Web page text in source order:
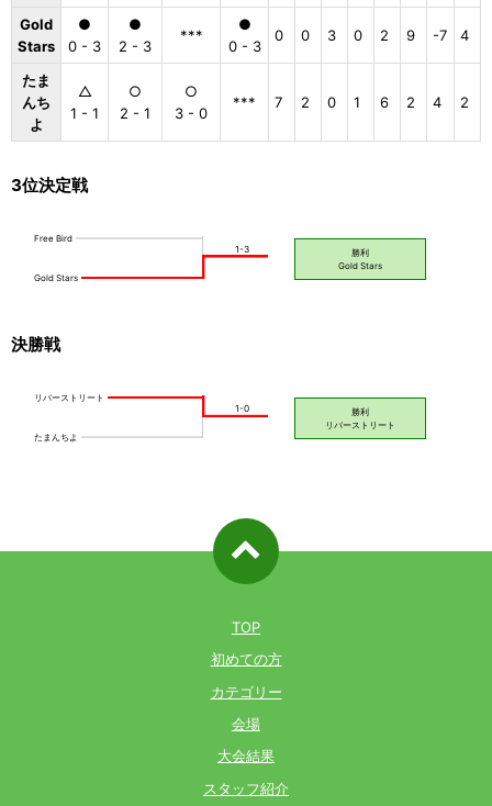
Gold
Stars
●
0 - 3
●
2 - 3
***
●
0 - 3
0 0 3 0 2 9 -7 4
たま
んち
よ
△
1 - 1
○
2 - 1
○
3 - 0
*** 7 2 0 1 6 2 4 2
3位決定戦
決勝戦
TOP
初めての方
カテゴリー
会場
大会結果
スタッフ紹介